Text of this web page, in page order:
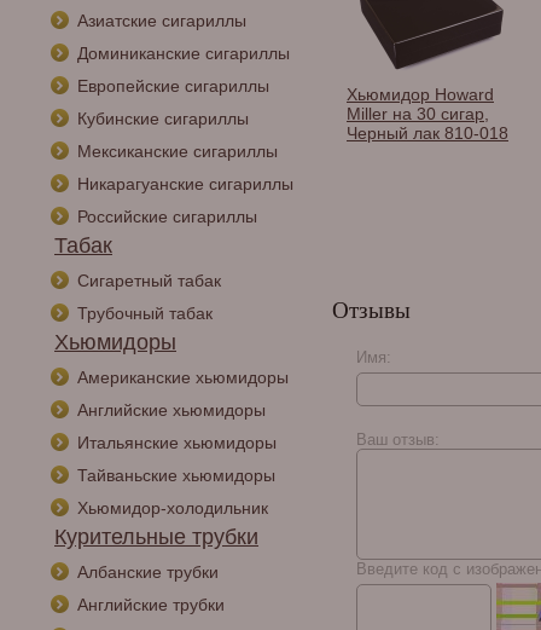
Азиатские сигариллы
Доминиканские сигариллы
Европейские сигариллы
Кубинские сигариллы
Мексиканские сигариллы
Никарагуанские сигариллы
Российские сигариллы
Табак
Сигаретный табак
Трубочный табак
Хьюмидоры
Американские хьюмидоры
Английские хьюмидоры
Итальянские хьюмидоры
Тайваньские хьюмидоры
Хьюмидор-холодильник
Курительные трубки
Албанские трубки
Английские трубки
Хьюмидор Adorini
Cuba Te Amo Grande
Deluxe на 150 сигар,
кубинский флаг 16097
Хьюмидор Howard
Miller на 30 сигар,
Черный лак 810-018
Отзывы
Имя:
Ваш отзыв:
Введите код с